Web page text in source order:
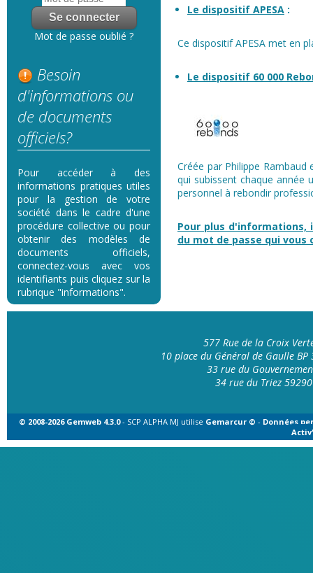
Mot de passe oublié ?
Besoin
d'informations ou
de documents
officiels?
Pour accéder à des
informations pratiques utiles
pour la gestion de votre
société dans le cadre d'une
procédure collective ou pour
obtenir des modèles de
documents officiels,
connectez-vous avec vos
identifiants puis cliquez sur la
rubrique "informations".
Le dispositif APESA :
Ce dispositif APESA met en
Le dispositif 60 000
Créée par Philippe Rambaud
qui subissent chaque année
personnel à rebondir
Pour plus
du mot de passe qui
577 Rue de la Croix
10 place du Général de Gaulle BP
33 rue du
34 rue du Triez 59290
© 2008-2026 Gemweb 4.3.0- SCP ALPHA MJ utilise Gemarcur © - Données